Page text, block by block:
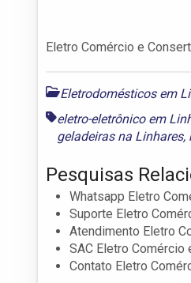
Eletro Comércio e
Eletrodomésticos em
eletro-eletrônico em
geladeiras na Linhares,
Pesquisas
Whatsapp Eletro
Suporte Eletro
Atendimento Eletro
SAC Eletro Comércio
Contato Eletro